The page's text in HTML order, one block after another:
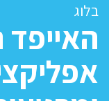
בלוג
האייפד